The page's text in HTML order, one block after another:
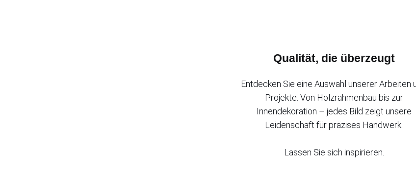
Qualität, die überzeugt
Entdecken Sie eine Auswahl unserer Arbeiten
Projekte. Von Holzrahmenbau bis zur
Innendekoration – jedes Bild zeigt unsere
Leidenschaft für präzises Handwerk.
Lassen Sie sich inspirieren.